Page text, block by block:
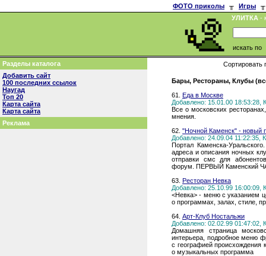
ФОТО приколы ╥ Игры
╥
УЛИТКА -
искать по
Разделы каталога
Добавить сайт
100 последних ссылок
Наугад
Топ 20
Карта сайта
Карта сайта
Реклама
Сортировать
Бары, Рестораны, Клубы
61. Еда в Москве
Добавлено: 15.01.00 18:53:28,
Все о московских
мнения.
62. "Ночной Каменск" - новый
Добавлено: 24.09.04 11:22:35,
Портал Каменска-
адреса и описания ночных
отправки смс для
форум. ПЕРВЫЙ Каменский
63. Ресторан Невка
Добавлено: 25.10.99 16:00:09,
<Невка> - меню с указанием
о программах, залах, стиле,
64. Арт-Клуб Ностальжи
Добавлено: 02.02.99 01:47:02,
Домашняя страница
интерьера, подробное меню
с географией
о музыкальных программа